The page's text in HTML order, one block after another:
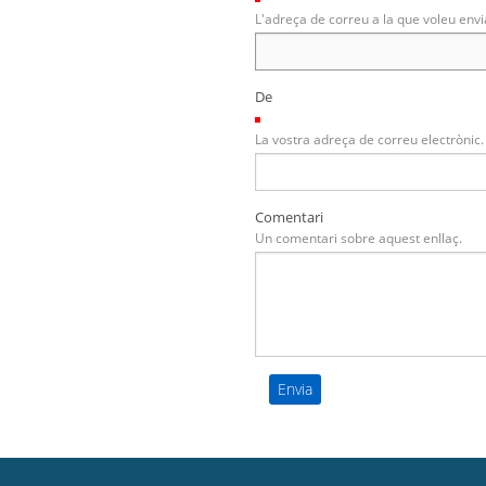
L'adreça de correu a la que voleu
De
La vostra adreça de correu electrònic.
Comentari
Un comentari sobre aquest enllaç.